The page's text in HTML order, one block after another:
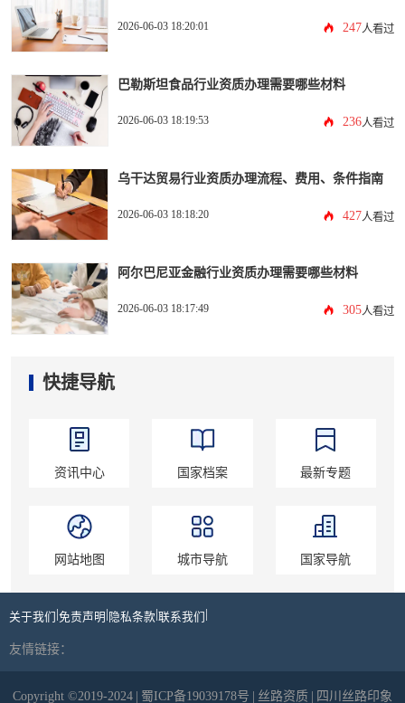
2026-06-03 18:20:01 247人看过
巴勒斯坦食品行业资质办理需要哪些材料
2026-06-03 18:19:53 236人看过
乌干达贸易行业资质办理流程、费用、条件指南
2026-06-03 18:18:20 427人看过
阿尔巴尼亚金融行业资质办理需要哪些材料
2026-06-03 18:17:49 305人看过
快捷导航
资讯中心 国家档案 最新专题
网站地图 城市导航 国家导航
关于我们 |免责声明 | 隐私条款|联系我们 |
友情链接：
Copyright ©2019-2024 | 蜀ICP备19039178号 | 丝路资质 | 四川丝路印象